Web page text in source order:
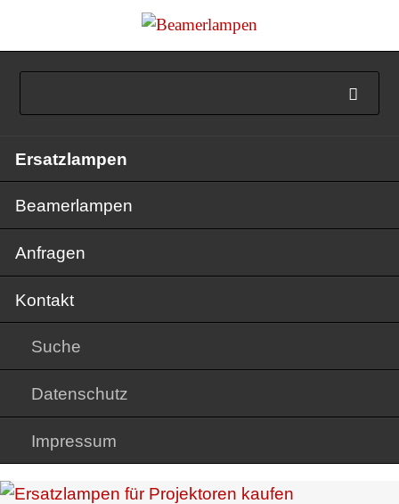
überspringen
Ersatzlampen
Beamerlampen
Anfragen
Kontakt
Suche
Datenschutz
Impressum